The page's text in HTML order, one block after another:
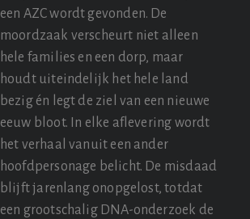
een AZC wordt gevonden. De
moordzaak verscheurt niet alleen
hele families en een dorp, maar
houdt uiteindelijk het hele land
bezig én legt de ziel van een nieuwe
eeuw bloot. In elke aflevering wordt
het verhaal vanuit een ander
hoofdpersonage belicht. De misdaad
blijft jarenlang onopgelost, totdat
een grootschalig DNA-onderzoek de